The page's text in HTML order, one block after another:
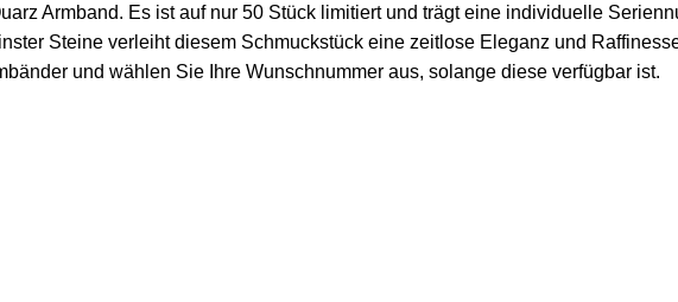
Armband. Es ist auf nur 50 Stück limitiert und trägt eine individuelle
Steine verleiht diesem Schmuckstück eine zeitlose Eleganz und
und wählen Sie Ihre Wunschnummer aus, solange diese verfügbar ist.